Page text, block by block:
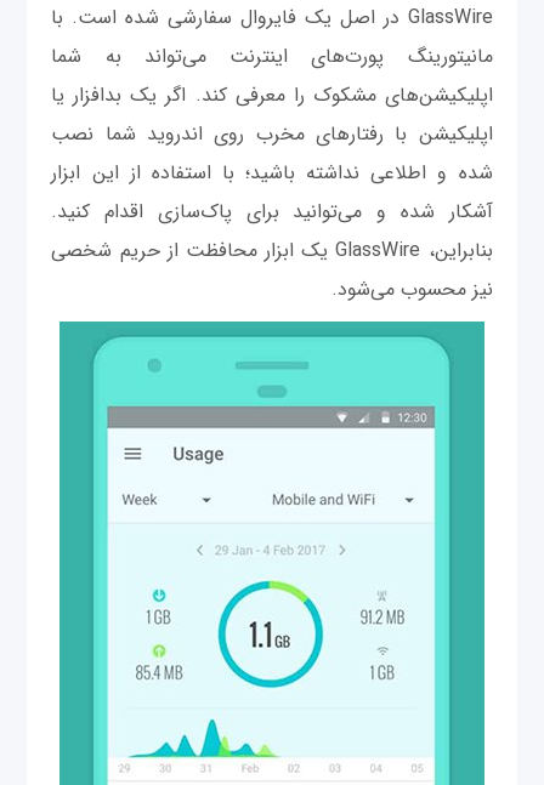
GlassWire در اصل یک فایروال سفارشی‌ شده است. با
مانیتورینگ پورت‌های اینترنت می‌تواند به شما
اپلیکیشن‌های مشکوک را معرفی کند. اگر یک بدافزار یا
اپلیکیشن با رفتارهای مخرب روی اندروید شما نصب
شده و اطلاعی نداشته باشید؛ با استفاده از این ابزار
آشکار شده و می‌توانید برای پاک‌سازی اقدام کنید.
بنابراین، GlassWire یک ابزار محافظت از حریم شخصی
نیز محسوب می‌شود.